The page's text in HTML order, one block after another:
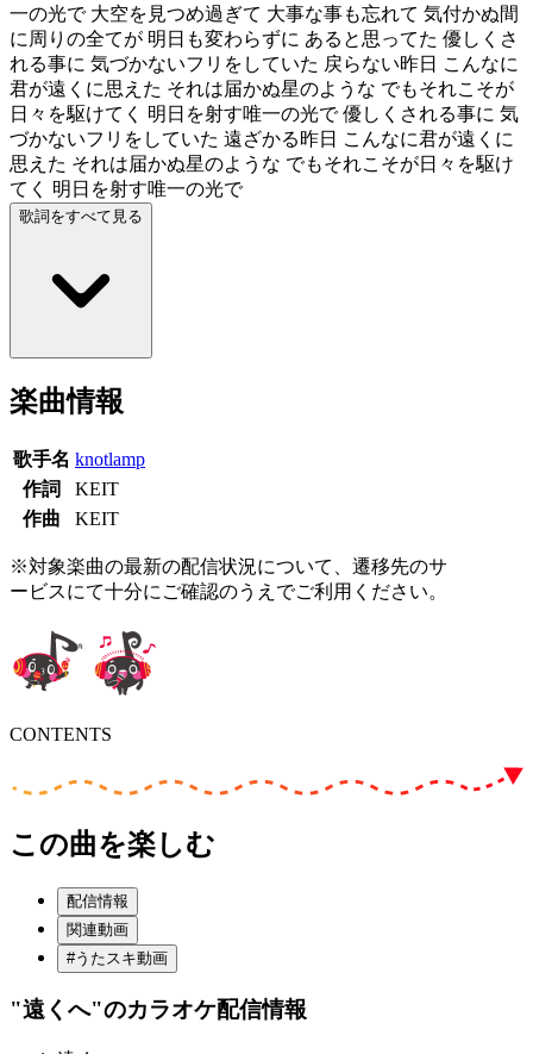
一の光で 大空を見つめ過ぎて 大事な事も忘れて 気付かぬ間
に周りの全てが 明日も変わらずに あると思ってた 優しくさ
れる事に 気づかないフリをしていた 戻らない昨日 こんなに
君が遠くに思えた それは届かぬ星のような でもそれこそが
日々を駆けてく 明日を射す唯一の光で 優しくされる事に 気
づかないフリをしていた 遠ざかる昨日 こんなに君が遠くに
思えた それは届かぬ星のような でもそれこそが日々を駆け
てく 明日を射す唯一の光で
歌詞をすべて見る
楽曲情報
歌手名 knotlamp
作詞
KEIT
作曲
KEIT
※対象楽曲の最新の配信状況について、遷移先のサ
ービスにて十分にご確認のうえでご利用ください。
CONTENTS
この曲を楽しむ
配信情報
関連動画
#うたスキ動画
"遠くへ"のカラオケ配信情報